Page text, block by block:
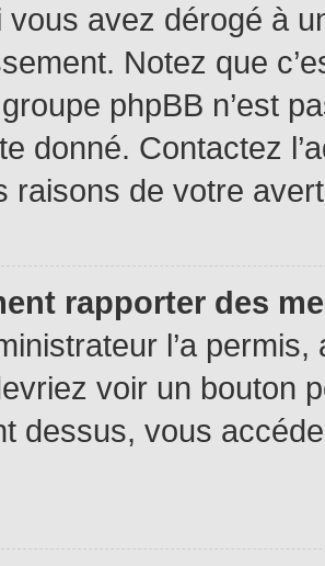
vous avez dérogé à
Notez que
phpBB n’est
donné. Contactez
raisons de votre
rapporter des
l’a
voir un bouton
dessus, vous